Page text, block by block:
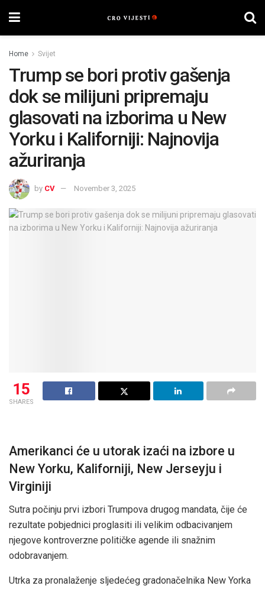
Home Svijet
Trump se bori protiv gašenja
dok se milijuni pripremaju
glasovati na izborima u New
Yorku i Kaliforniji: Najnovija
ažuriranja
by CV November 3, 2025
15
SHARES
Amerikanci će u utorak izaći na izbore u
New Yorku, Kaliforniji, New Jerseyju i
Virginiji
Sutra počinju prvi izbori Trumpova drugog mandata, čije će
rezultate pobjednici proglasiti ili velikim odbacivanjem
njegove kontroverzne političke agende ili snažnim
odobravanjem.
Utrka za pronalaženje sljedećeg gradonačelnika New Yorka